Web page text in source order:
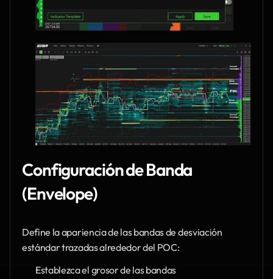
Configuración de Banda
(Envelope)
Define la apariencia de las bandas de desviación
estándar trazadas alrededor del POC:
Establezca el grosor de las bandas